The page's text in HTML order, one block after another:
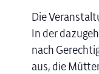
Die
In der
nach
aus, die